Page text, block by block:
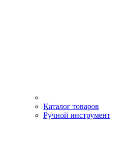
Каталог товаров
Ручной инструмент